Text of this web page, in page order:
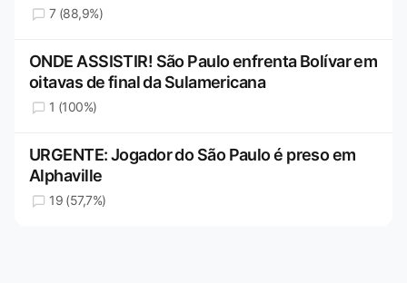
7 (88,9%)
ONDE ASSISTIR! São Paulo enfrenta Bolívar em
oitavas de final da Sulamericana
1 (100%)
URGENTE: Jogador do São Paulo é preso em
Alphaville
19 (57,7%)